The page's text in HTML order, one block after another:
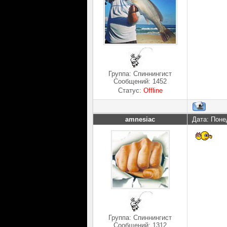
Группа: Спиннингист
Сообщений: 1452
Статус: Offline
amnesiac Дата:
Группа: Спиннингист
Сообщений: 1312